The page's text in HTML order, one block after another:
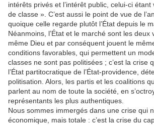
intérêts privés et l’intérêt public, celui-ci
de classe ». C’est aussi le point de vue de
quoique celle regarde plutôt l’État depuis le
Néanmoins, l’État et le marché sont les deux
même Dieu et par conséquent jouent le
conditions favorables, qui permettent un
classes ne sont pas politisées ; c’est la crise
l’État partitocratique de l’État-providence,
politisation. Alors, les partis et les coalitions
parlent au nom de toute la société, en
représentants les plus authentiques.
Nous sommes immergés dans une crise qui
économique, mais totale : c’est la crise du